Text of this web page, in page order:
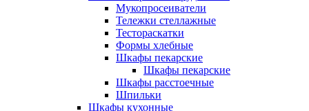
Мукопросеиватели
Тележки стеллажные
Тестораскатки
Формы хлебные
Шкафы пекарские
Шкафы пекарские
Шкафы расстоечные
Шпильки
Шкафы кухонные